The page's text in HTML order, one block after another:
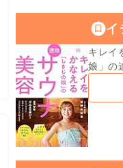
イ
キレイ
娘」の